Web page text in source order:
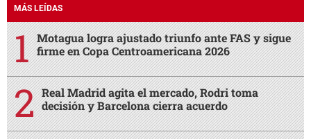
MÁS LEÍDAS
Motagua logra ajustado triunfo ante FAS y sigue
firme en Copa Centroamericana 2026
Real Madrid agita el mercado, Rodri toma
decisión y Barcelona cierra acuerdo